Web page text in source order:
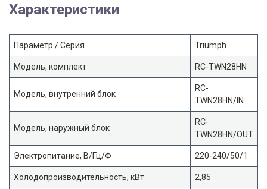
Характеристики
Параметр / Серия Triumph
Модель, комплект RC-TWN28HN
Модель, внутренний блок
RC-
TWN28HN/IN
Модель, наружный блок
RC-
TWN28HN/OUT
Электропитание, В/Гц/Ф 220-240/50/1
Холодопроизводительность, кВт 2,85